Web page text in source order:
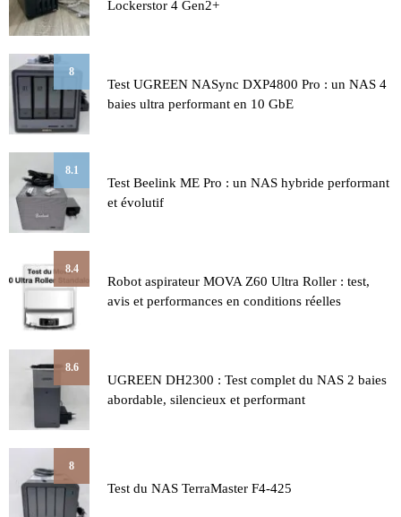
Lockerstor 4 Gen2+
8
Test UGREEN NASync DXP4800 Pro : un NAS 4
baies ultra performant en 10 GbE
8.1
Test Beelink ME Pro : un NAS hybride performant
et évolutif
8.4
Robot aspirateur MOVA Z60 Ultra Roller : test,
avis et performances en conditions réelles
8.6
UGREEN DH2300 : Test complet du NAS 2 baies
abordable, silencieux et performant
8
Test du NAS TerraMaster F4-425